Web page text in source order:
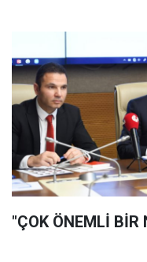
"ÇOK ÖNEMLİ BİR